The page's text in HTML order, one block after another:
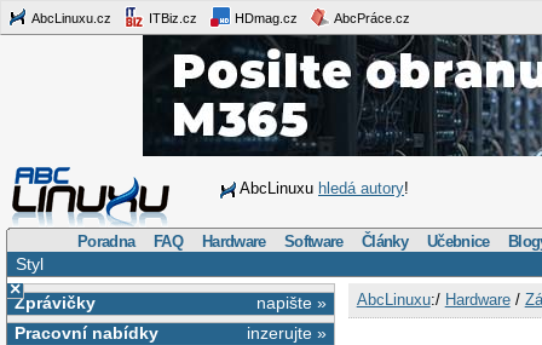
AbcLinuxu.cz ITBiz.cz HDmag.cz AbcPráce.cz
AbcLinuxu hledá autory!
Poradna FAQ Hardware Software Články Učebnice
Styl
×
napište »
Zprávičky
inzerujte »
Pracovní nabídky
AbcLinuxu:/ Hardware/